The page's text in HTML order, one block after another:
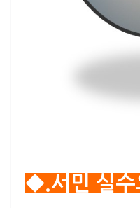
◆.서민 실수